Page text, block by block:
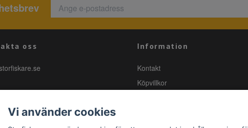
oss Information
Kontakt
Köpvillkor
Vi använder cookies